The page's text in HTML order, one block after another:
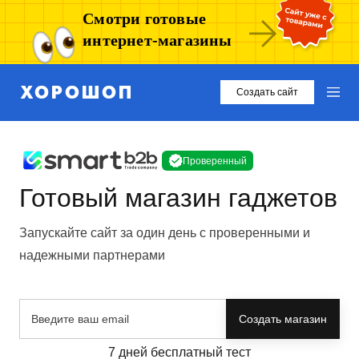
Смотри готовые
интернет-магазины
Создать сайт
Проверенный
Готовый магазин гаджетов
Запускайте сайт за один день с проверенными и
надежными партнерами
Создать магазин
7 дней бесплатный тест